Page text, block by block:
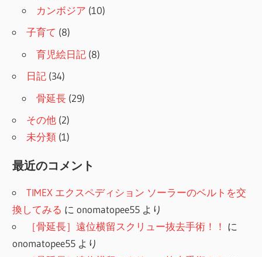
カンボジア (10)
子育て (8)
育児絵日記 (8)
日記 (34)
骨延長 (29)
その他 (2)
未分類 (1)
最近のコメント
TIMEX エクスペディション ソーラーのベルトを交
換してみる にonomatopee55 より
［骨延長］遠位横留スクリュー抜去手術！！ に
onomatopee55 より